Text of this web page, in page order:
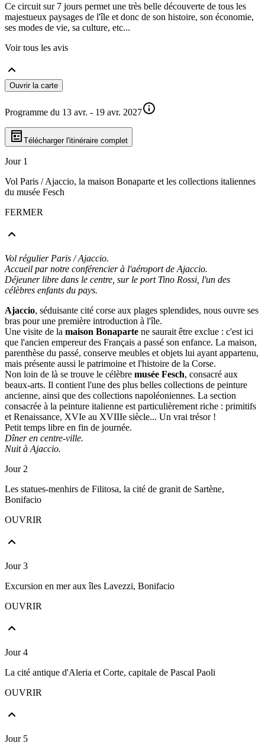
Ce circuit sur 7 jours permet une très belle découverte de tous les
majestueux paysages de l'île et donc de son histoire, son économie,
ses modes de vie, sa culture, etc...
Voir tous les avis
Ouvrir la carte
Programme du 13 avr. - 19 avr. 2027
Télécharger l'itinéraire complet
Jour 1
Vol Paris / Ajaccio, la maison Bonaparte et les collections italiennes
du musée Fesch
FERMER
Vol régulier Paris / Ajaccio.
Accueil par notre conférencier à l'aéroport de Ajaccio.
Déjeuner libre dans le centre, sur le port Tino Rossi, l'un des
célèbres enfants du pays.
Ajaccio, séduisante cité corse aux plages splendides, nous ouvre ses
bras pour une première introduction à l'île.
Une visite de la maison Bonaparte ne saurait être exclue : c'est ici
que l'ancien empereur des Français a passé son enfance. La maison,
parenthèse du passé, conserve meubles et objets lui ayant appartenu,
mais présente aussi le patrimoine et l'histoire de la Corse.
Non loin de là se trouve le célèbre musée Fesch, consacré aux
beaux-arts. Il contient l'une des plus belles collections de peinture
ancienne, ainsi que des collections napoléoniennes. La section
consacrée à la peinture italienne est particulièrement riche : primitifs
et Renaissance, XVIe au XVIIIe siècle... Un vrai trésor !
Petit temps libre en fin de journée.
Dîner en centre-ville.
Nuit à Ajaccio.
Jour 2
Les statues-menhirs de Filitosa, la cité de granit de Sartène,
Bonifacio
OUVRIR
Jour 3
Excursion en mer aux îles Lavezzi, Bonifacio
OUVRIR
Jour 4
La cité antique d'Aleria et Corte, capitale de Pascal Paoli
OUVRIR
Jour 5